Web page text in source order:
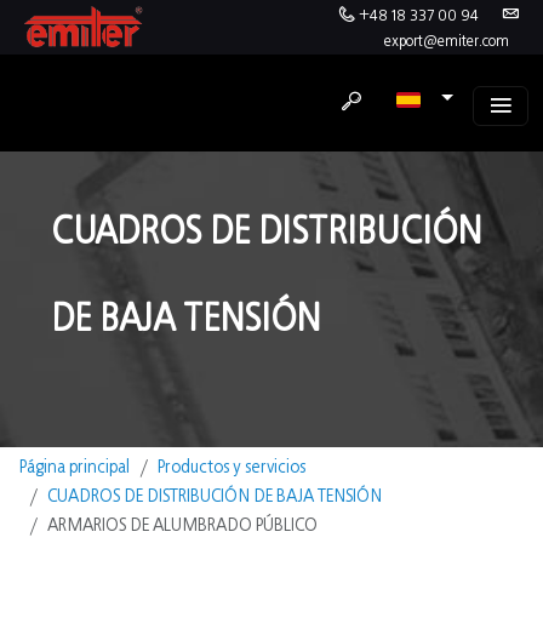
+48 18 337 00 94
export@emiter.com
CUADROS DE DISTRIBUCIÓN
DE BAJA TENSIÓN
Página principal
Productos y servicios
CUADROS DE DISTRIBUCIÓN DE BAJA TENSIÓN
ARMARIOS DE ALUMBRADO PÚBLICO